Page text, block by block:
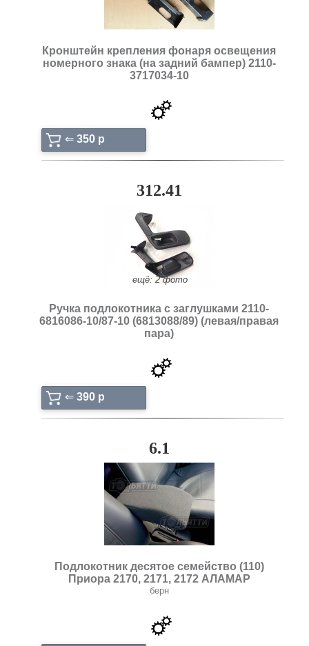
Кронштейн крепления фонаря освещения
номерного знака (на задний бампер) 2110-
3717034-10
⇐ 350 p
312.41
ещё: 2 фото
Ручка подлокотника с заглушками 2110-
6816086-10/87-10 (6813088/89) (левая/правая
пара)
⇐ 390 p
6.1
Подлокотник десятое семейство (110)
Приора 2170, 2171, 2172 АЛАМАР
берн